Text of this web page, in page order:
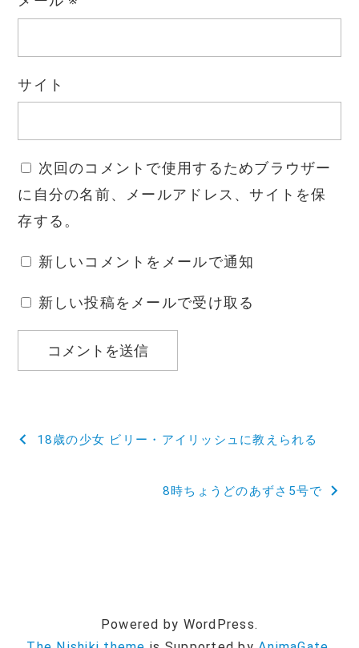
サイト
次回のコメントで使用するためブラウザー
に自分の名前、メールアドレス、サイトを保
存する。
新しいコメントをメールで通知
新しい投稿をメールで受け取る
投
18歳の少女 ビリー・アイリッシュに教えられる
8時ちょうどのあずさ5号で
Powered by WordPress.